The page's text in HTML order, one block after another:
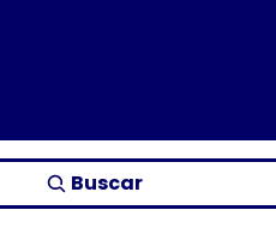
Buscar